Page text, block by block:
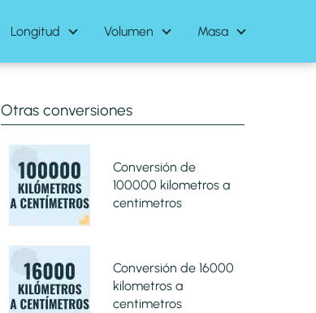
Longitud Volumen Masa
Otras conversiones
Conversión de
100000 kilometros a
centimetros
Conversión de 16000
kilometros a
centimetros